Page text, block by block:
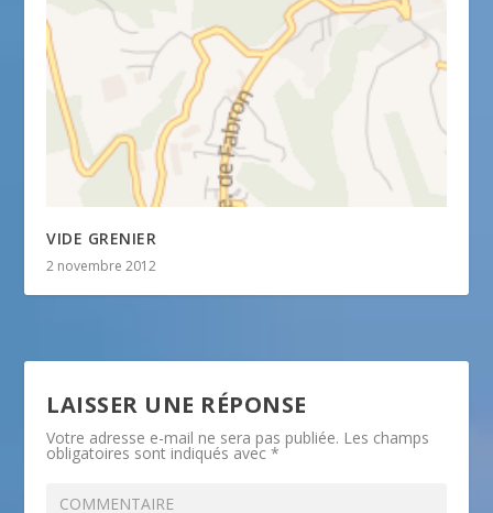
VIDE GRENIER
2 novembre 2012
LAISSER UNE RÉPONSE
Votre adresse e-mail ne sera pas publiée. Les champs
obligatoires sont indiqués avec*